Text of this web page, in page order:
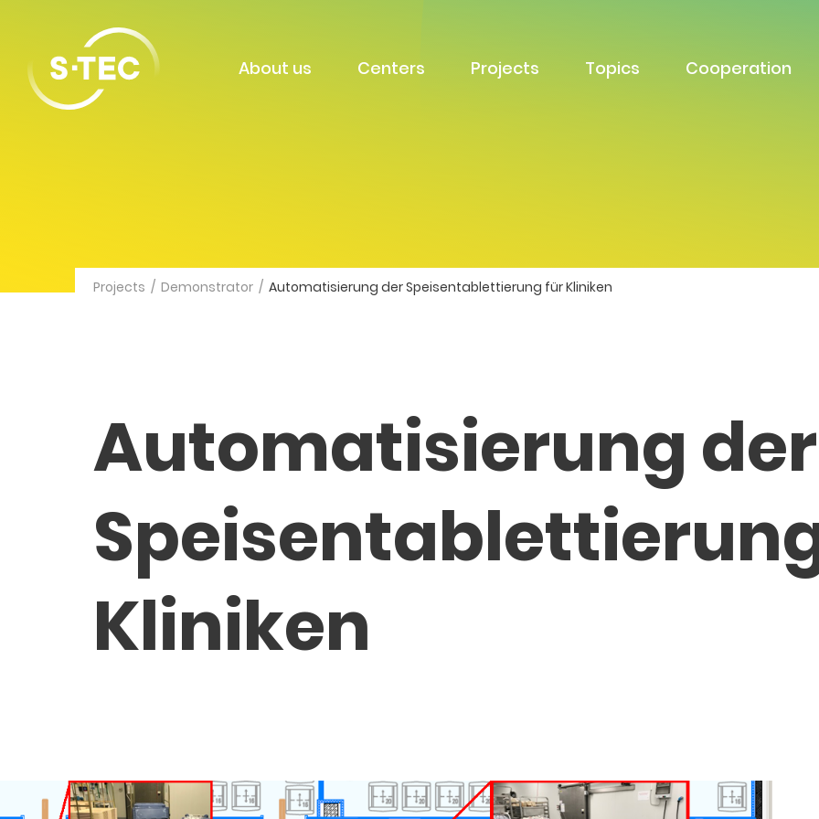
About us Centers Projects Topics Cooperation
Projects / Demonstrator / Automatisierung der Speisentablettierung für Kliniken
Automatisierung der
Kliniken